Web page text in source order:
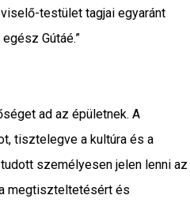
testület tagjai egyaránt
Gútáé.”
ad az épületnek. A
tisztelegve a kultúra és a
személyesen jelen lenni az
megtiszteltetésért és